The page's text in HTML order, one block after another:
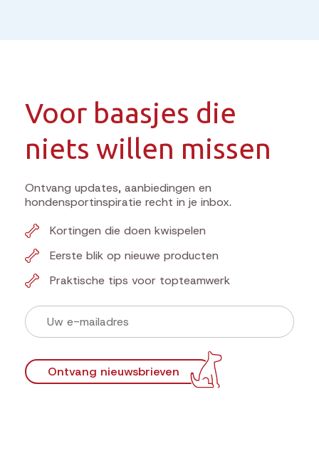
Voor baasjes die
niets willen missen
Ontvang updates, aanbiedingen en
hondensportinspiratie recht in je inbox.
Kortingen die doen kwispelen
Eerste blik op nieuwe producten
Praktische tips voor topteamwerk
Ontvang nieuwsbrieven